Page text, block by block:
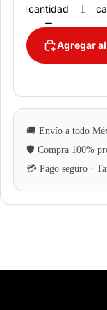
cantidad
Agregar